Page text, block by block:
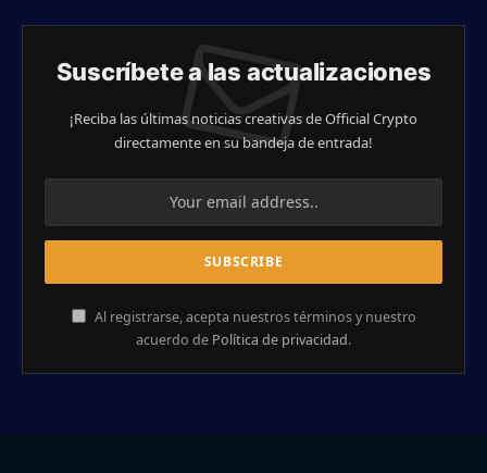
Suscríbete a las actualizaciones
¡Reciba las últimas noticias creativas de Official Crypto
directamente en su bandeja de entrada!
Al registrarse, acepta nuestros términos y nuestro
acuerdo de Política de privacidad.